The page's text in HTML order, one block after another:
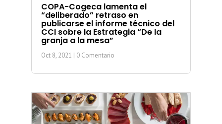
COPA-Cogeca lamenta el
“deliberado” retraso en
publicarse el informe técnico del
CCI sobre la Estrategia “De la
granja a la mesa”
Oct 8, 2021 | 0 Comentario